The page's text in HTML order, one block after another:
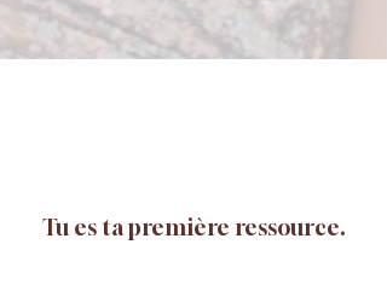
Tu es ta première ressource.